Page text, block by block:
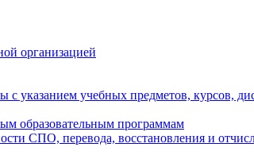
организацией
с указанием учебных предметов, курсов,
образовательным программам
СПО, перевода, восстановления и